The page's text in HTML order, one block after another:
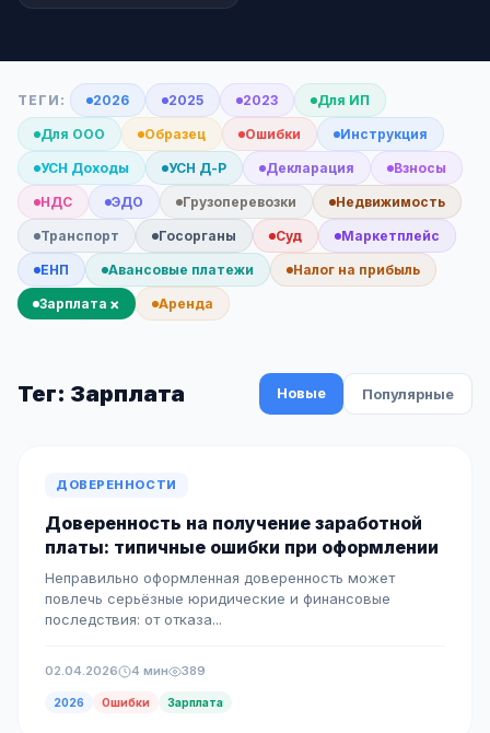
ТЕГИ: 2026 2025 2023 Для ИП
Для ООО Образец Ошибки Инструкция
УСН Доходы УСН Д-Р Декларация Взносы
НДС ЭДО Грузоперевозки Недвижимость
Транспорт Госорганы Суд Маркетплейс
ЕНП Авансовые платежи Налог на прибыль
Зарплата × Аренда
Тег: Зарплата Новые Популярные
ДОВЕРЕННОСТИ
Доверенность на получение заработной
платы: типичные ошибки при оформлении
Неправильно оформленная доверенность может
повлечь серьёзные юридические и финансовые
последствия: от отказа...
02.04.2026 4 мин 389
2026 Ошибки Зарплата